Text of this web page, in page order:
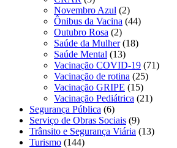
Novembro Azul (2)
Ônibus da Vacina (44)
Outubro Rosa (2)
Saúde da Mulher(18)
Saúde Mental (13)
Vacinação COVID-19 (71)
Vacinação de rotina (25)
Vacinação GRIPE (15)
Vacinação Pediátrica (21)
Segurança Pública (6)
Serviço de Obras Sociais (9)
Trânsito e Segurança Viária (13)
Turismo (144)